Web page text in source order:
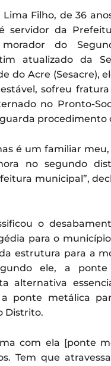
Filho, de 36
servidor da
do
atualizado da
do Acre (Sesacre),
sofreu
no Pronto-
procedimento
é um familiar
no segundo
municipal”,
o
para o
estrutura para a
ele, a ponte
alternativa
ponte metálica
Distrito.
com ela [ponte
Tem que